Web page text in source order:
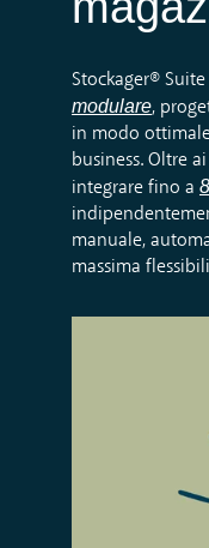
Stockager®
modulare,
in modo
business. Oltre
integrare fino a 8
i
manuale,
massima
istruzioni